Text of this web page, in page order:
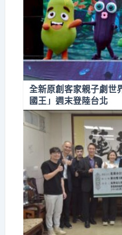
全新原創客家親子劇世
國王」週末登陸台北